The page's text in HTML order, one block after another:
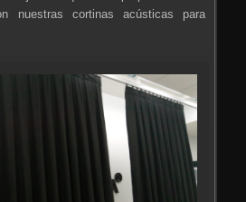
nuestras cortinas acústicas para